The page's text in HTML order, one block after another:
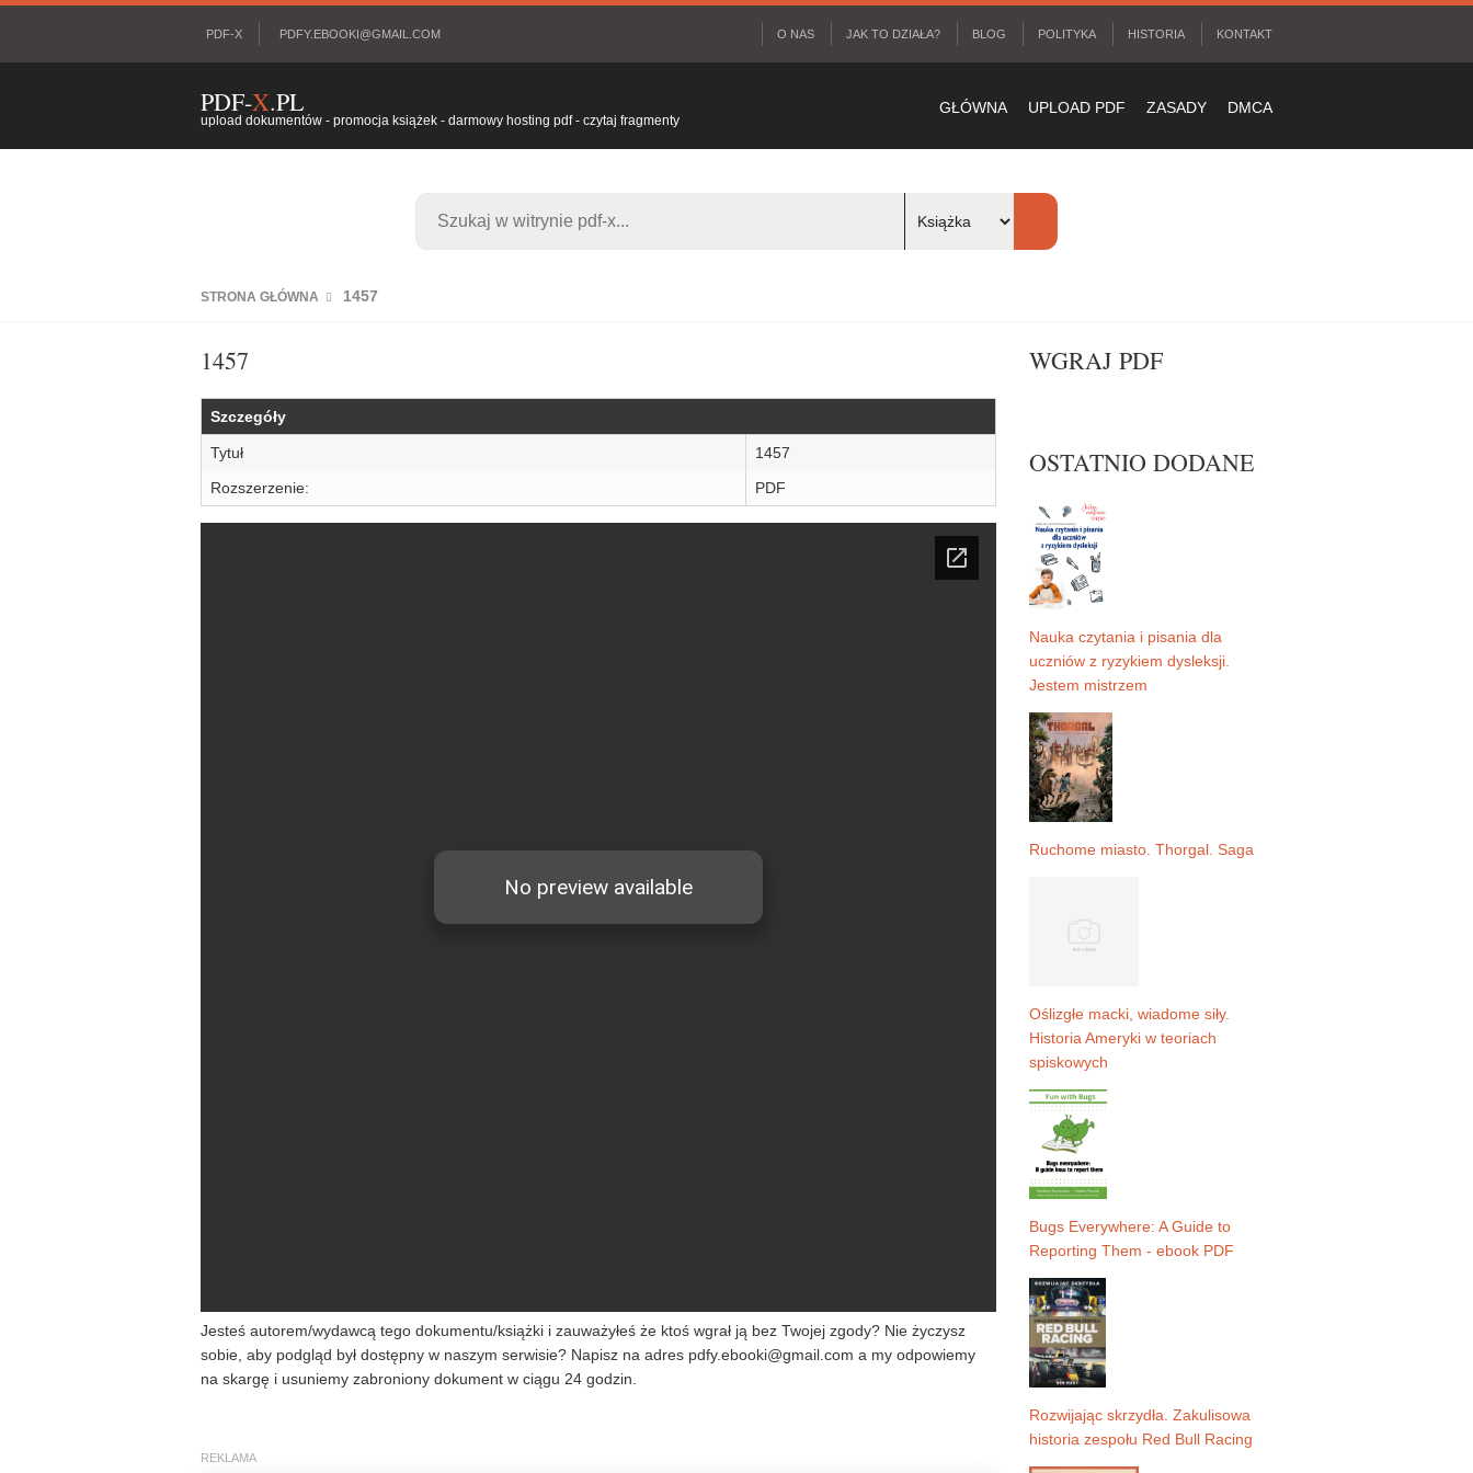
PDF-X PDFY.EBOOKI@GMAIL.COM O NAS JAK TO DZIAŁA? BLOG POLITYKA HISTORIA KONTAKT
PDF-X.PL
upload dokumentów - promocja książek - darmowy hosting pdf - czytaj fragmenty
GŁÓWNA UPLOAD PDF ZASADY DMCA
STRONA GŁÓWNA 1457
1457
Szczegóły
Tytuł
1457
Rozszerzenie:
PDF
Jesteś autorem/wydawcą tego dokumentu/książki i zauważyłeś że ktoś wgrał ją bez Twojej zgody? Nie życzysz
sobie, aby podgląd był dostępny w naszym serwisie? Napisz na adres pdfy.ebooki@gmail.com a my odpowiemy
na skargę i usuniemy zabroniony dokument w ciągu 24 godzin.
WGRAJ PDF
OSTATNIO DODANE
Nauka czytania i pisania dla
uczniów z ryzykiem dysleksji.
Jestem mistrzem
Ruchome miasto. Thorgal. Saga
Oślizgłe macki, wiadome siły.
Historia Ameryki w teoriach
spiskowych
Bugs Everywhere: A Guide to
Reporting Them - ebook PDF
Rozwijając skrzydła. Zakulisowa
historia zespołu Red Bull Racing